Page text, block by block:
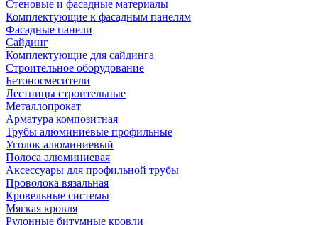
Стеновые и фасадные материалы
Комплектующие к фасадным панелям
Фасадные панели
Сайдинг
Комплектующие для сайдинга
Строительное оборудование
Бетоносмесители
Лестницы строительные
Металлопрокат
Арматура композитная
Трубы алюминиевые профильные
Уголок алюминиевый
Полоса алюминиевая
Аксессуары для профильной трубы
Проволока вязальная
Кровельные системы
Мягкая кровля
Рулонные битумные кровли